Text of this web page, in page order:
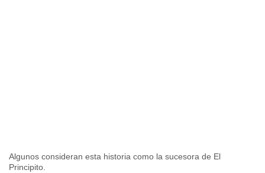
Algunos consideran esta historia como la sucesora de El
Principito.